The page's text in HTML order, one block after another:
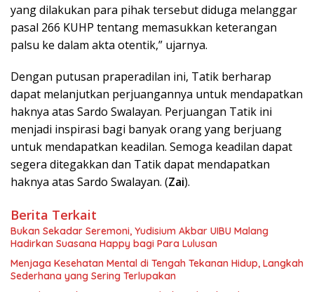
yang dilakukan para pihak tersebut diduga melanggar
pasal 266 KUHP tentang memasukkan keterangan
palsu ke dalam akta otentik,” ujarnya.
Dengan putusan praperadilan ini, Tatik berharap
dapat melanjutkan perjuangannya untuk mendapatkan
haknya atas Sardo Swalayan. Perjuangan Tatik ini
menjadi inspirasi bagi banyak orang yang berjuang
untuk mendapatkan keadilan. Semoga keadilan dapat
segera ditegakkan dan Tatik dapat mendapatkan
haknya atas Sardo Swalayan. (Zai).
Berita Terkait
Bukan Sekadar Seremoni, Yudisium Akbar UIBU Malang
Hadirkan Suasana Happy bagi Para Lulusan
Menjaga Kesehatan Mental di Tengah Tekanan Hidup, Langkah
Sederhana yang Sering Terlupakan